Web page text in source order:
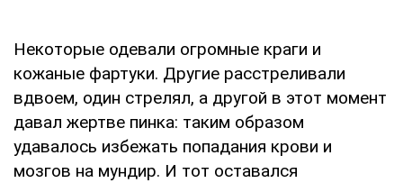
Некоторые одевали огромные краги и
кожаные фартуки. Другие расстреливали
вдвоем, один стрелял, а другой в этот момент
давал жертве пинка: таким образом
удавалось избежать попадания крови и
мозгов на мундир. И тот оставался